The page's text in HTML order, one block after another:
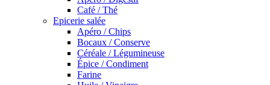
Café / Thé
Epicerie salée
Apéro / Chips
Bocaux / Conserve
Céréale / Légumineuse
Épice / Condiment
Farine